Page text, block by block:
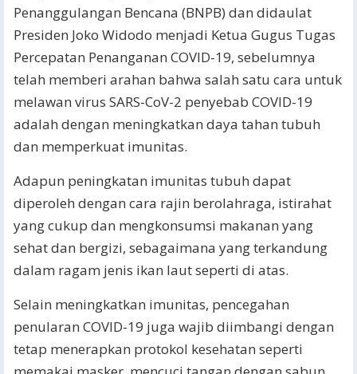
Penanggulangan Bencana (BNPB) dan didaulat
Presiden Joko Widodo menjadi Ketua Gugus Tugas
Percepatan Penanganan COVID-19, sebelumnya
telah memberi arahan bahwa salah satu cara untuk
melawan virus SARS-CoV-2 penyebab COVID-19
adalah dengan meningkatkan daya tahan tubuh
dan memperkuat imunitas.
Adapun peningkatan imunitas tubuh dapat
diperoleh dengan cara rajin berolahraga, istirahat
yang cukup dan mengkonsumsi makanan yang
sehat dan bergizi, sebagaimana yang terkandung
dalam ragam jenis ikan laut seperti di atas.
Selain meningkatkan imunitas, pencegahan
penularan COVID-19 juga wajib diimbangi dengan
tetap menerapkan protokol kesehatan seperti